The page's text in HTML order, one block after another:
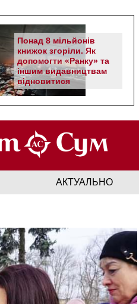
Понад 8 мільйонів
книжок згоріли. Як
допомогти «Ранку» та
іншим видавництвам
відновитися
АКТУАЛЬНО